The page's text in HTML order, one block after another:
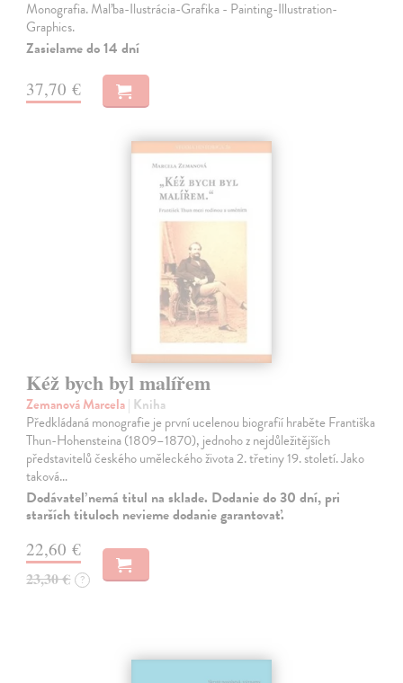
Monografia. Maľba-Ilustrácia-Grafika - Painting-Illustration-
Graphics.
Zasielame do 14 dní
37,70 €
Kéž bych byl malířem
Zemanová Marcela| Kniha
Předkládaná monografie je první ucelenou biografií hraběte Františka
Thun-Hohensteina (1809–1870), jednoho z nejdůležitějších
představitelů českého uměleckého života 2. třetiny 19. století. Jako
taková…
Dodávateľ nemá titul na sklade. Dodanie do 30 dní, pri
starších tituloch nevieme dodanie garantovať.
22,60 €
23,30 € ?